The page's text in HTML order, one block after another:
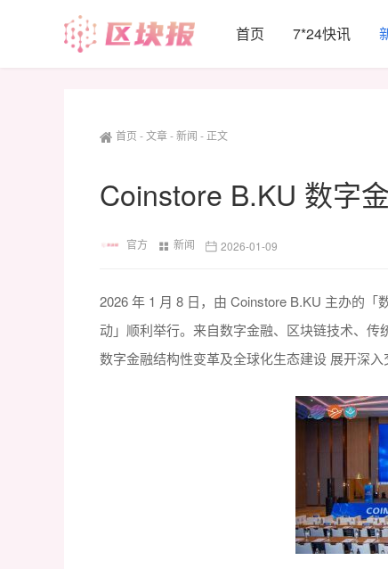
首页 7*24快讯
首页 -文章-新闻 - 正文
Coinstore B.KU 数字
官方 新闻 2026-01-09
2026 年 1 月 8 日，由 Coinstore B.KU 主办的
动」顺利举行。来自数字金融、区块链技术、传
数字金融结构性变革及全球化生态建设 展开深入